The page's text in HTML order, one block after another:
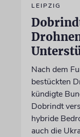
LEIPZIG
Nach dem
bestückten
kündigte
Dobrindt
hybride
auch die